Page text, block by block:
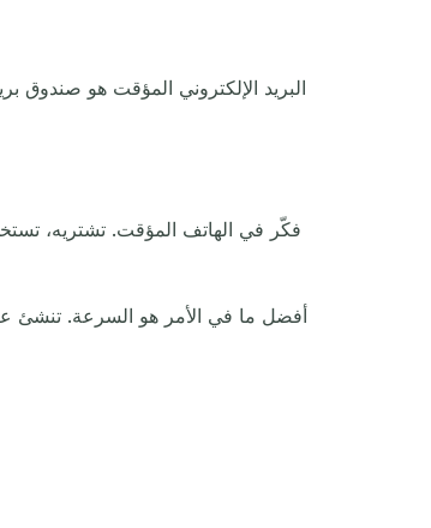
البريد الإلكتروني المؤقت هو صندوق
فكّر في الهاتف المؤقت. تشتريه،
أفضل ما في الأمر هو السرعة. تنشئ